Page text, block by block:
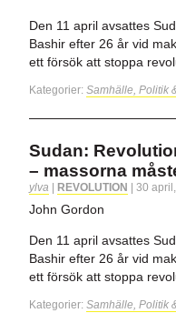
Den 11 april avsattes
Bashir efter 26 år vid
ett försök att stoppa
Kategorier: Samhälle, Politik
Sudan:
– massorna
ylva REVOLUTION 30
John Gordon
Den 11 april avsattes
Bashir efter 26 år vid
ett försök att stoppa
Kategorier: Samhälle, Politik